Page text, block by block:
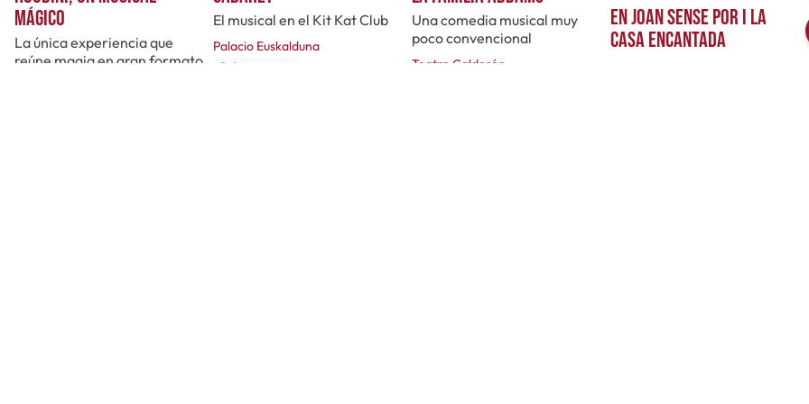
mágico
La única experiencia que
reúne magia en gran formato
El musical en el Kit Kat Club
Palacio Euskalduna
Próximamente
Una comedia musical muy
poco convencional
Teatro Calderón
En Joan sense por i la
casa encantada